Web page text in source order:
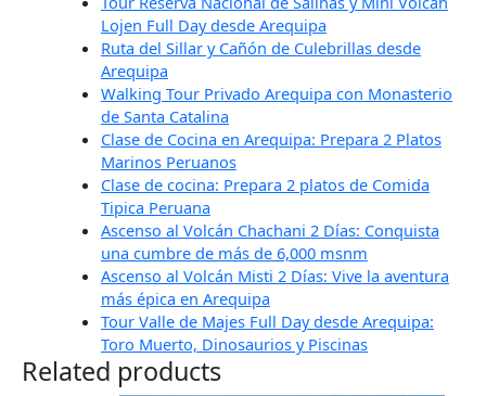
Lojen Full Day desde Arequipa
Ruta del Sillar y Cañón de Culebrillas desde
Arequipa
Walking Tour Privado Arequipa con Monasterio
de Santa Catalina
Clase de Cocina en Arequipa: Prepara 2 Platos
Marinos Peruanos
Clase de cocina: Prepara 2 platos de Comida
Tipica Peruana
Ascenso al Volcán Chachani 2 Días: Conquista
una cumbre de más de 6,000 msnm
Ascenso al Volcán Misti 2 Días: Vive la aventura
más épica en Arequipa
Tour Valle de Majes Full Day desde Arequipa:
Toro Muerto, Dinosaurios y Piscinas
Related products